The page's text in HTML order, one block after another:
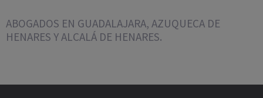
ABOGADOS EN GUADALAJARA, AZUQUECA DE
HENARES Y ALCALÁ DE HENARES.